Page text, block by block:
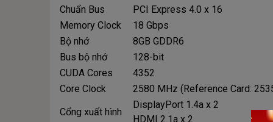
Chuẩn Bus
PCI Express 4.0 x 16
Memory Clock
18 Gbps
Bộ nhớ
8GB GDDR6
Bus bộ nhớ
128-bit
CUDA Cores
4352
Core Clock
2580 MHz (Reference Card:
Cổng xuất hình
DisplayPort 1.4a x 2
HDMI 2.1a x 2